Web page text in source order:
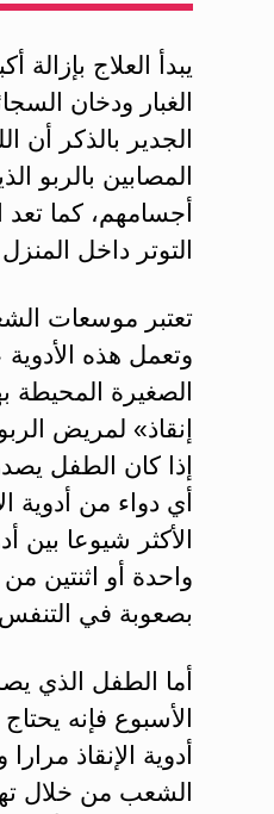
يبدأ العلاج
الغبار ودخان
الجدير بالذكر أن
المصابين بالربو
أجسامهم، كما
التوتر داخل
تعتبر موسعات
وتعمل هذه
الصغيرة المحيطة
إنقاذ» لمريض
إذا كان الطفل
أي دواء من أدوية
الأكثر شيوعا بين
واحدة أو اثنتين
بصعوبة في
أما الطفل الذي
الأسبوع فإنه
أدوية الإنقاذ
الشعب من خلال